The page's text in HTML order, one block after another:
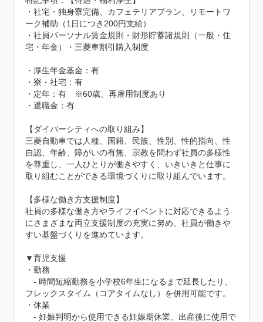
・社宅・独身寮完備、カフェテリアプラン、リモートワ
ーク補助（1日につき200円支給）
・社員パーソナル賃金規則・財形貯蓄諸規則（一般・住
宅・年金）・三菱車割引購入制度
・厚生年金基金：有
・寮・社宅：有
・定年：有　※60歳、再雇用制度あり
・退職金：有
【ダイバーシティへの取り組み】
三菱自動車では人種、国籍、民族、性別、性的指向、性
自認、年齢、障がいの有無、宗教を問わず社員の多様性
を尊重し、一人ひとりが働きやすく、いきいきと仕事に
取り組むことができる環境づくりに取り組んでいます。
【多様な働き方支援制度】
社員の多様な働き方やライフイベントに対応できるよう
にさまざまな両立支援制度の充実に努め、社員が働きや
すい基盤づくりを進めています。
▼育児支援
・勤務
- 時間短縮勤務を小学校6年生になるまで延長したり、
フレックスタイム（コアタイムなし）を併用可能です。
・休業
- 妊娠判明から使用できる妊娠期休業、出産後に使用で